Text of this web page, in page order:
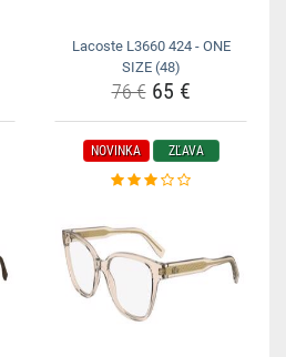
Lacoste L3660 424 - ONE
SIZE (48)
76 €65 €
NOVINKA ZĽAVA